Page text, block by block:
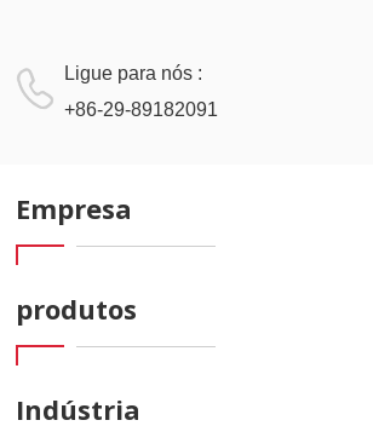
Ligue para nós :
+86-29-89182091
Empresa
produtos
Indústria